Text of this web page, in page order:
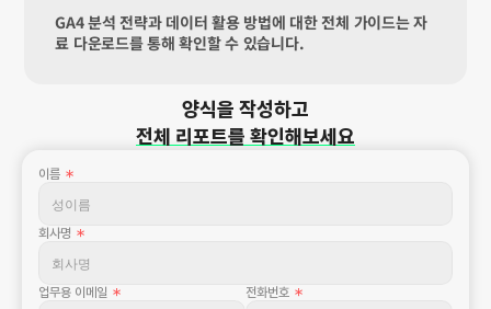
이름 ＊
회사명 ＊
업무용 이메일 ＊ 전화번호 ＊
양식을 작성하고
전체 리포트를 확인해보세요
GA4 분석 전략과 데이터 활용 방법에 대한 전체 가이드는 자
료 다운로드를 통해 확인할 수 있습니다.